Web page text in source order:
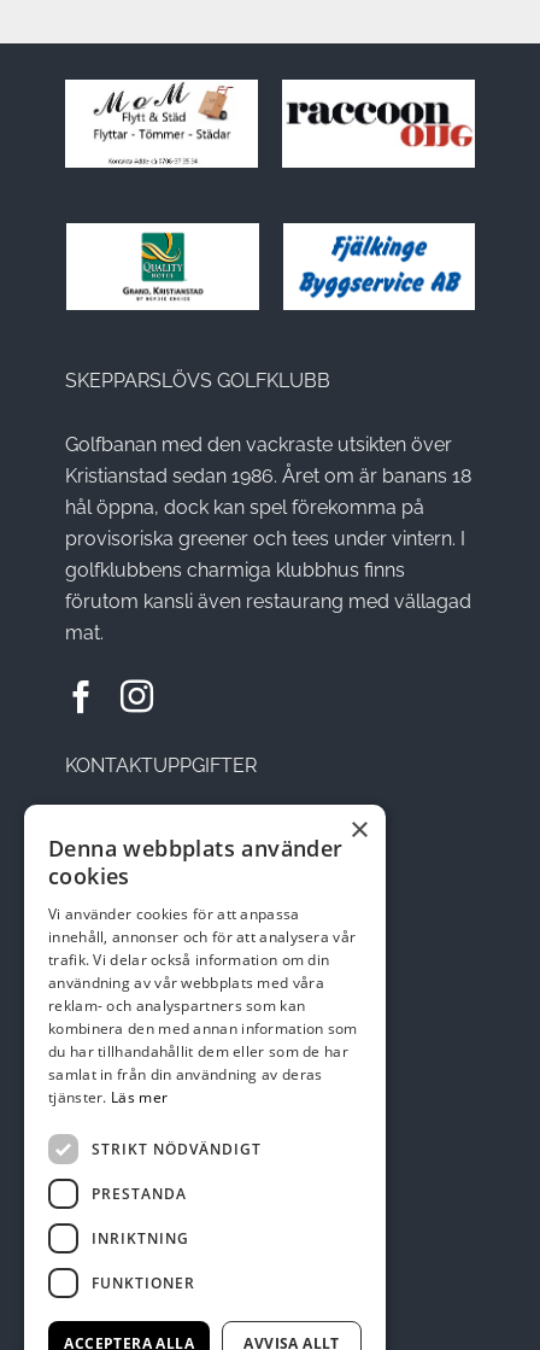
SKEPPARSLÖVS GOLFKLUBB
Golfbanan med den vackraste utsikten över
Kristianstad sedan 1986. Året om är banans 18
hål öppna, dock kan spel förekomma på
provisoriska greener och tees under vintern. I
golfklubbens charmiga klubbhus finns
förutom kansli även restaurang med vällagad
mat.
KONTAKTUPPGIFTER
Sätesvägen 14, 291 92 Kristianstad
Telefon: 044-22 95 08
Email:kansli@skepparslovsgk.se
Swish nr 123 137 47 01
×
Denna webbplats använder
cookies
Vi använder cookies för att anpassa
innehåll, annonser och för att analysera vår
trafik. Vi delar också information om din
användning av vår webbplats med våra
reklam- och analyspartners som kan
kombinera den med annan information som
du har tillhandahållit dem eller som de har
samlat in från din användning av deras
tjänster. Läs mer
STRIKT NÖDVÄNDIGT
PRESTANDA
INRIKTNING
FUNKTIONER
ACCEPTERA ALLA AVVISA ALLT